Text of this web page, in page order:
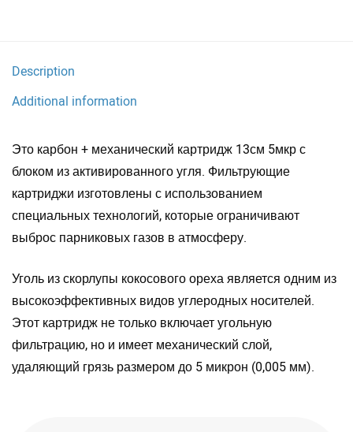
Description
Additional information
Это карбон + механический картридж 13см 5мкр с
блоком из активированного угля. Фильтрующие
картриджи изготовлены с использованием
специальных технологий, которые ограничивают
выброс парниковых газов в атмосферу.
Уголь из скорлупы кокосового ореха является одним из
высокоэффективных видов углеродных носителей.
Этот картридж не только включает угольную
фильтрацию, но и имеет механический слой,
удаляющий грязь размером до 5 микрон (0,005 мм).